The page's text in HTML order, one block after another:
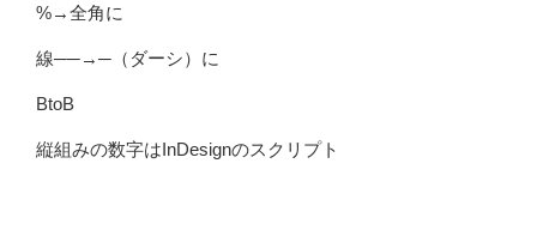
%→全角に
線──→─（ダーシ）に
BtoB
縦組みの数字はInDesignのスクリプト